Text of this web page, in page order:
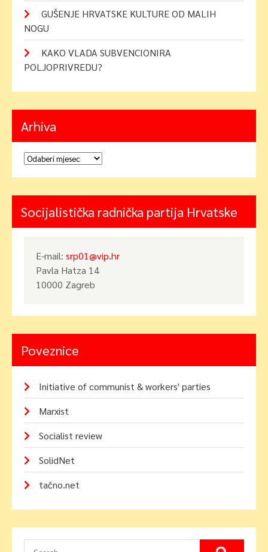
GUŠENJE HRVATSKE KULTURE OD MALIH
NOGU
KAKO VLADA SUBVENCIONIRA
POLJOPRIVREDU?
Arhiva
Arhiva
Socijalistička radnička partija Hrvatske
E-mail: srp01@vip.hr
Pavla Hatza 14
10000 Zagreb
Poveznice
Initiative of communist & workers' parties
Marxist
Socialist review
SolidNet
tačno.net